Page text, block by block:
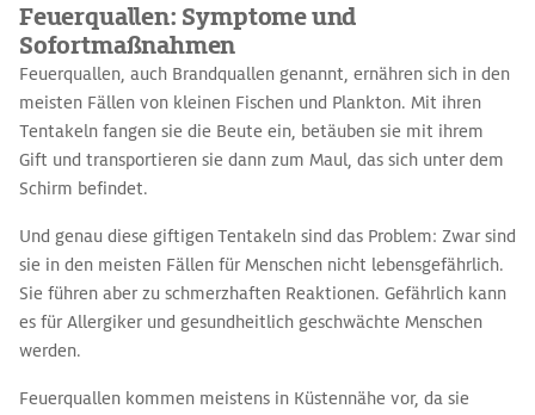
Feuerquallen: Symptome und
Sofortmaßnahmen
Feuerquallen, auch Brandquallen genannt, ernähren sich in den
meisten Fällen von kleinen Fischen und Plankton. Mit ihren
Tentakeln fangen sie die Beute ein, betäuben sie mit ihrem
Gift und transportieren sie dann zum Maul, das sich unter dem
Schirm befindet.
Und genau diese giftigen Tentakeln sind das Problem: Zwar sind
sie in den meisten Fällen für Menschen nicht lebensgefährlich.
Sie führen aber zu schmerzhaften Reaktionen. Gefährlich kann
es für Allergiker und gesundheitlich geschwächte Menschen
werden.
Feuerquallen kommen meistens in Küstennähe vor, da sie